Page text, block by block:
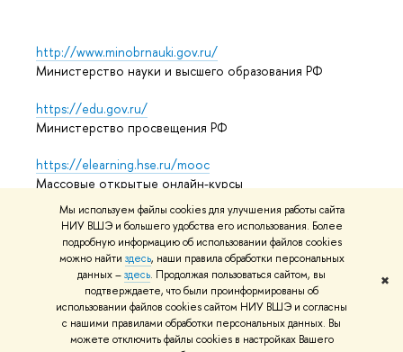
Мы используем файлы cookies для улучшения работы сайта
НИУ ВШЭ и большего удобства его использования. Более
подробную информацию об использовании файлов cookies
можно найти здесь, наши правила обработки персональных
данных –здесь. Продолжая пользоваться сайтом, вы
подтверждаете, что были проинформированы об
использовании файлов cookies сайтом НИУ ВШЭ и согласны
с нашими правилами обработки персональных данных. Вы
можете отключить файлы cookies в настройках Вашего
✖
http://www.minobrnauki.gov.ru/
Министерство науки и высшего образования РФ
https://edu.gov.ru/
Министерство просвещения РФ
https://elearning.hse.ru/mooc
Массовые открытые онлайн-курсы
© НИУ ВШЭ 1993–2026 Адреса и контактыУсловия
использования материалов Политика конфиденциальности
Карта сайта
Редактору